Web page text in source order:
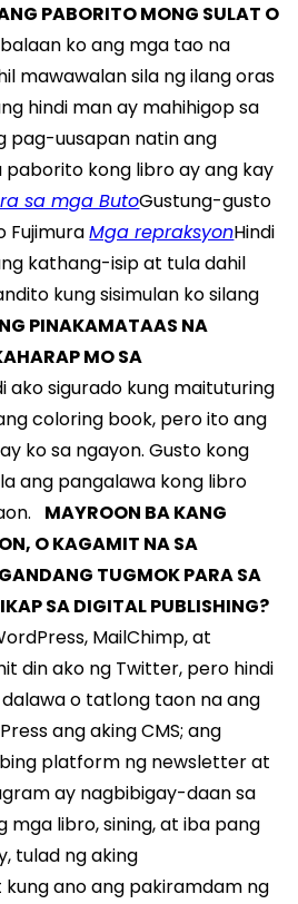
PABORITO MONG SULAT O
ko ang mga tao na
mawawalan sila ng ilang oras
hindi man ay mahihigop sa
pag-uusapan natin ang
paborito kong libro ay ang kay
sa mga ButoGustung-gusto
FujimuraMga repraksyonHindi
kathang-isip at tula dahil
kung sisimulan ko silang
PINAKAMATAAS NA
MO SA
ako sigurado kung maituturing
coloring book, pero ito ang
ko sa ngayon. Gusto kong
ang pangalawa kong libro
MAYROON BA KANG
O KAGAMIT NA SA
TUGMOK PARA SA
SA DIGITAL PUBLISHING?
MailChimp, at
din ako ng Twitter, pero hindi
o tatlong taon na ang
ang aking CMS; ang
platform ng newsletter at
ay nagbibigay-daan sa
mga libro, sining, at iba pang
tulad ng aking
ano ang pakiramdam ng